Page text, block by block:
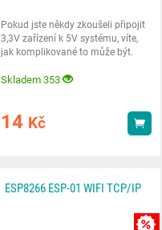
Pokud jste někdy zkoušeli připojit
3,3V zařízení k 5V systému, víte,
jak komplikované to může být.
Skladem 353
14 Kč
ESP8266 ESP-01 WIFI TCP/IP